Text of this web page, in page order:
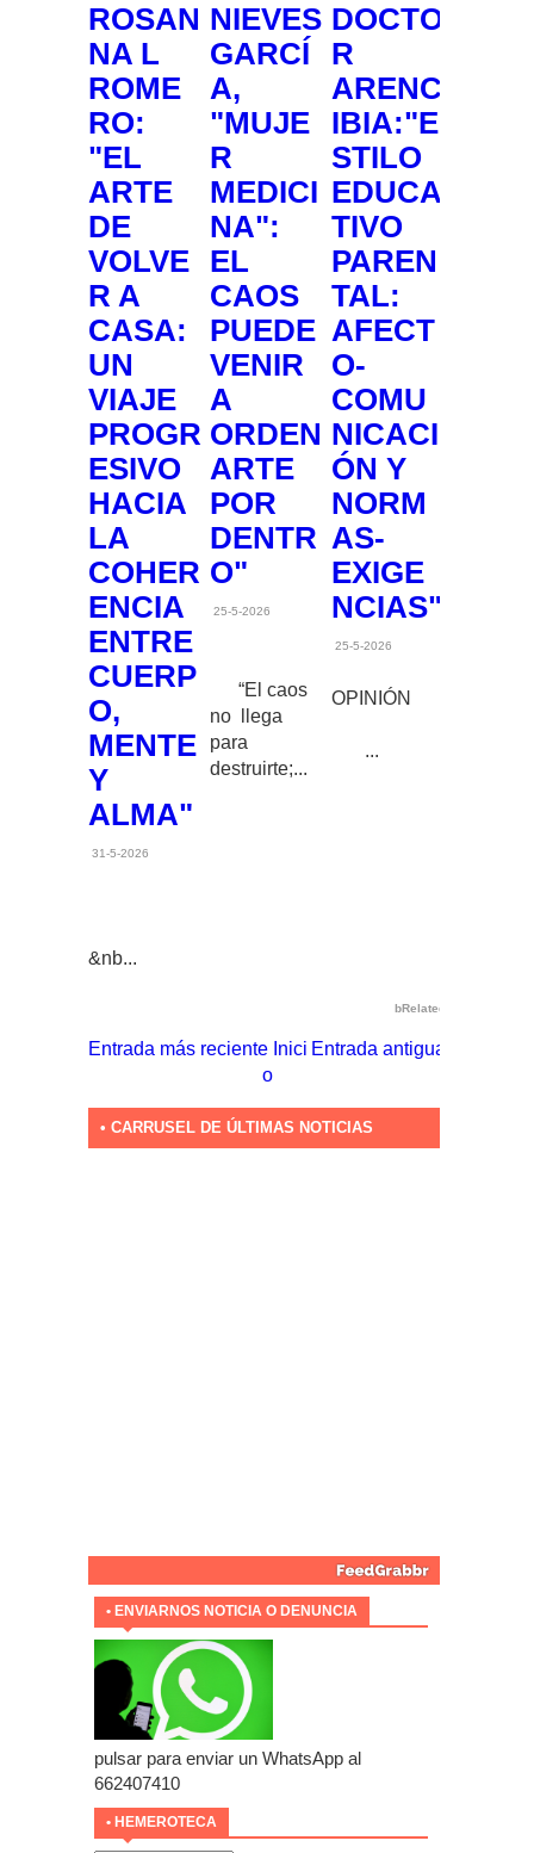
ROSAN
NA L
ROME
RO:
"EL
ARTE
DE
VOLVE
R A
CASA:
UN
VIAJE
PROGR
ESIVO
HACIA
LA
COHER
ENCIA
ENTRE
CUERP
O,
MENTE
Y
ALMA"
31-5-2026
&nb...
NIEVES
GARCÍ
A,
"MUJE
R
MEDICI
NA":
EL
CAOS
PUEDE
VENIR
A
ORDEN
ARTE
POR
DENTR
O"
25-5-2026
“El caos
no llega
para
destruirte;...
DOCTO
R
ARENC
IBIA:"E
STILO
EDUCA
TIVO
PAREN
TAL:
AFECT
O-
COMU
NICACI
ÓN Y
NORM
AS-
EXIGE
NCIAS"
25-5-2026
OPINIÓN
...
bRelated
Entrada más reciente Entrada antigua
Inici
o
• CARRUSEL DE ÚLTIMAS NOTICIAS
• ENVIARNOS NOTICIA O DENUNCIA
pulsar para enviar un WhatsApp al
662407410
• HEMEROTECA